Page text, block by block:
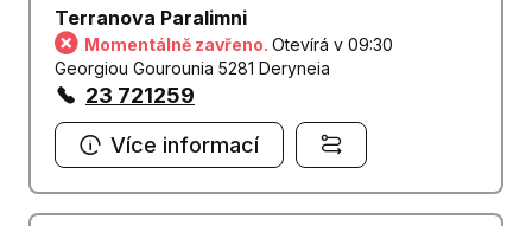
Terranova Paralimni
Momentálně zavřeno. Otevírá v 09:30
Georgiou Gourounia 5281 Deryneia
23 721259
Více informací